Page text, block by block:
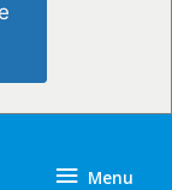
Menu